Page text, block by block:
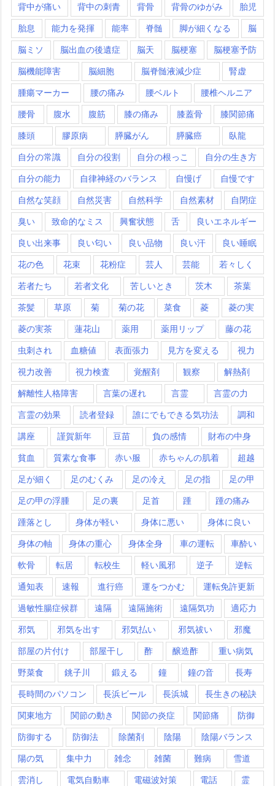
背中が痛い 背中の刺青 背骨 背骨のゆがみ 胎児
胎息 能力を発揮 能率 脊髄 脚が細くなる 脳
脳ミソ 脳出血の後遺症 脳天 脳梗塞 脳梗塞予防
脳機能障害 脳細胞 脳脊髄液減少症 腎虚
腫瘍マーカー 腰の痛み 腰ベルト 腰椎ヘルニア
腰骨 腹水 腹筋 膝の痛み 膝蓋骨 膝関節痛
膝頭 膠原病 膵臓がん 膵臓癌 臥龍
自分の常識 自分の役割 自分の根っこ 自分の生き方
自分の能力 自律神経のバランス 自慢げ 自慢です
自然な笑顔 自然災害 自然科学 自然素材 自閉症
臭い 致命的なミス 興奮状態 舌 良いエネルギー
良い出来事 良い匂い 良い品物 良い汗 良い睡眠
花の色 花束 花粉症 芸人 芸能 若々しく
若者たち 若者文化 苦しいとき 茨木 茶葉
茶髪 草原 菊 菊の花 菜食 菱 菱の実
菱の実茶 蓮花山 薬用 薬用リップ 藤の花
虫刺され 血糖値 表面張力 見方を変える 視力
視力改善 視力検査 覚醒剤 観察 解熱剤
解離性人格障害 言葉の遅れ 言霊 言霊の力
言霊の効果 読者登録 誰にでもできる気功法 調和
講座 謹賀新年 豆苗 負の感情 財布の中身
貧血 質素な食事 赤い服 赤ちゃんの肌着 超越
足が細く 足のむくみ 足の冷え 足の指 足の甲
足の甲の浮腫 足の裏 足首 踵 踵の痛み
踵落とし 身体が軽い 身体に悪い 身体に良い
身体の軸 身体の重心 身体全身 車の運転 車酔い
軟骨 転居 転校生 軽い風邪 逆子 逆転
通知表 速報 進行癌 運をつかむ 運転免許更新
過敏性腸症候群 遠隔 遠隔施術 遠隔気功 適応力
邪気 邪気を出す 邪気払い 邪気祓い 邪魔
部屋の片付け 部屋干し 酢 醸造酢 重い病気
野菜食 銚子川 鍛える 鐘 鐘の音 長寿
長時間のパソコン 長浜ビール 長浜城 長生きの秘訣
関東地方 関節の動き 関節の炎症 関節痛 防御
防御する 防御法 除菌剤 陰陽 陰陽バランス
陽の気 集中力 雑念 雑菌 難病 雪道
雲消し 電気自動車 電磁波対策 電話 霊